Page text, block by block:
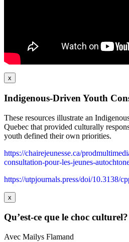
x
Indigenous-Driven Youth
These resources illustrate an
Quebec that provided culturally
youth defined their own priorities.
https://chairejeunesse.ca/
consultation-pour-les-jeunes-
https://utpjournals.press/doi/10.3138/
x
Qu’est-ce que le choc culturel?
Avec Mailys Flamand